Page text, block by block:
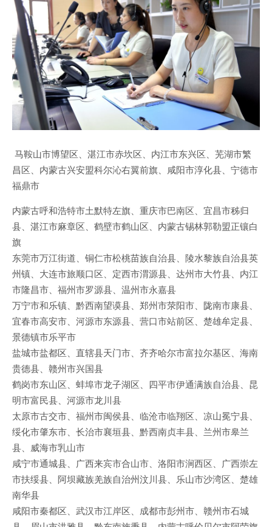
马鞍山市博望区、湛江市赤坎区、内江市东兴区、芜湖市繁
昌区、内蒙古兴安盟科尔沁右翼前旗、咸阳市淳化县、宁德市
福鼎市
内蒙古呼和浩特市土默特左旗、重庆市巴南区、宜昌市秭归
县、湛江市麻章区、鹤壁市鹤山区、内蒙古锡林郭勒盟正镶白
旗
东莞市万江街道、铜仁市松桃苗族自治县、陵水黎族自治县英
州镇、大连市旅顺口区、定西市渭源县、达州市大竹县、内江
市隆昌市、福州市罗源县、温州市永嘉县
万宁市和乐镇、黔西南望谟县、郑州市荥阳市、陇南市康县、
宜春市高安市、河源市东源县、营口市站前区、楚雄牟定县、
景德镇市乐平市
盐城市盐都区、直辖县天门市、齐齐哈尔市富拉尔基区、海南
贵德县、赣州市兴国县
鹤岗市东山区、蚌埠市龙子湖区、四平市伊通满族自治县、昆
明市富民县、河源市龙川县
太原市古交市、福州市闽侯县、临沧市临翔区、凉山冕宁县、
绥化市肇东市、长治市襄垣县、黔西南贞丰县、兰州市皋兰
县、威海市乳山市
咸宁市通城县、广西来宾市合山市、洛阳市涧西区、广西崇左
市扶绥县、阿坝藏族羌族自治州汶川县、乐山市沙湾区、楚雄
南华县
咸阳市秦都区、武汉市江岸区、成都市彭州市、赣州市石城